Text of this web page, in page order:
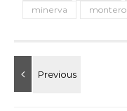
minerva
montero